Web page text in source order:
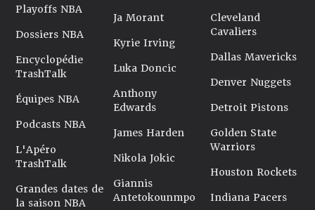
Playoffs NBA
Dossiers NBA
Encyclopédie
TrashTalk
Équipes NBA
Podcasts NBA
L'Apéro
TrashTalk
Grandes dates de
la saison NBA
Ja Morant
Kyrie Irving
Luka Doncic
Anthony
Edwards
James Harden
Nikola Jokic
Giannis
Antetokounmpo
Cleveland
Cavaliers
Dallas Mavericks
Denver Nuggets
Detroit Pistons
Golden State
Warriors
Houston Rockets
Indiana Pacers